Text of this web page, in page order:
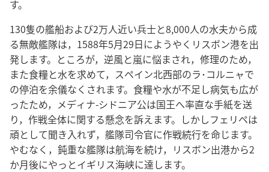
す。
130隻の艦船および2万人近い兵士と8,000人の水夫から成
る無敵艦隊は，1588年5月29日にようやくリスボン港を出
発します。ところが，逆風と嵐に悩まされ，修理のため，
また食糧と水を求めて，スペイン北西部のラ･コルニャで
の停泊を余儀なくされます。食糧や水が不足し病気も広が
ったため，メディナ-シドニア公は国王へ率直な手紙を送
り，作戦全体に関する懸念を訴えます。しかしフェリペは
頑として聞き入れず，艦隊司令官に作戦続行を命じます。
やむなく，鈍重な艦隊は航海を続け，リスボン出港から2
か月後にやっとイギリス海峡に達します。